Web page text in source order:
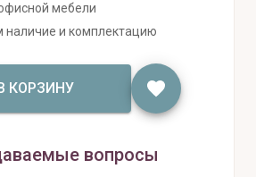
мебели
наличие и комплектацию
В КОРЗИНУ
вопросы